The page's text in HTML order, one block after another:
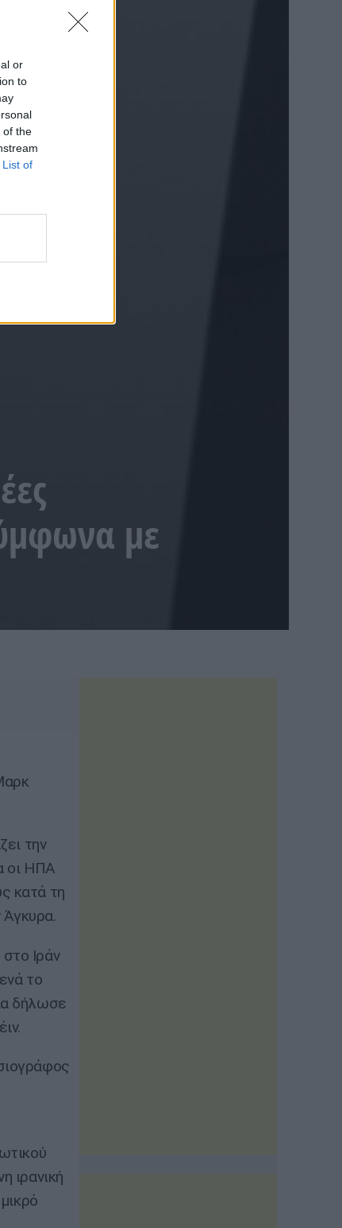
or
to
of the
List of
με
την
οι ΗΠΑ
κατά τη
Ιράν
το
δήλωσε
ιρανική